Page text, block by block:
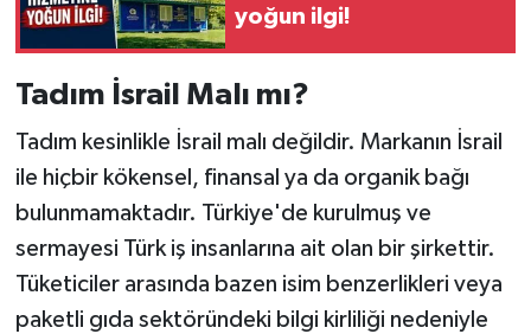
yoğun ilgi!
Tadım İsrail Malı mı?
Tadım kesinlikle İsrail malı değildir. Markanın İsrail
ile hiçbir kökensel, finansal ya da organik bağı
bulunmamaktadır. Türkiye'de kurulmuş ve
sermayesi Türk iş insanlarına ait olan bir şirkettir.
Tüketiciler arasında bazen isim benzerlikleri veya
paketli gıda sektöründeki bilgi kirliliği nedeniyle